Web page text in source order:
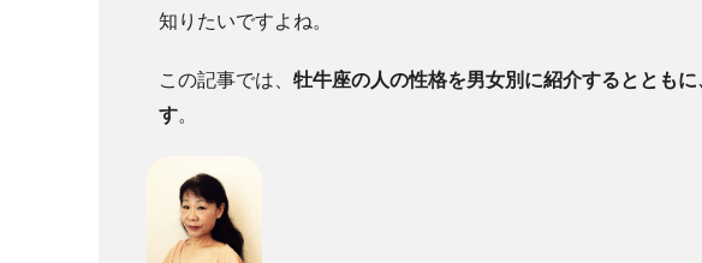
知りたいですよね。
この記事では、 牡牛座の人の性格を男女別に紹介するととも
す。